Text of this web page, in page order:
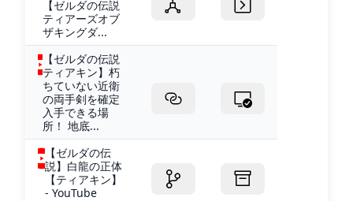
【ゼルダの伝説
ティアーズオブ
ザキングダ...
【ゼルダの伝説
ティアキン】朽
ちていない近衛
の両手剣を確定
入手できる場
所！ 地底...
【ゼルダの伝
説】白龍の正体
【ティアキン】
- YouTube